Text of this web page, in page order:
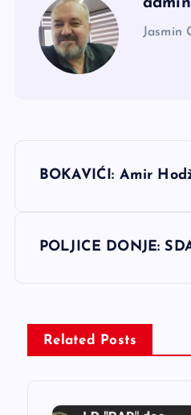
Jasmin
NBOKAVIĆI: Amir
POLJICE DONJE:
Related Posts